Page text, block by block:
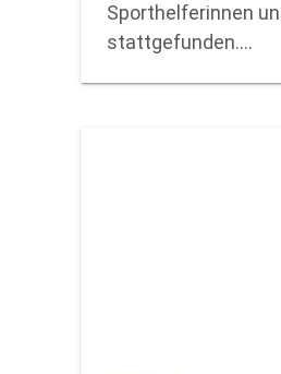
Sporthelferinnen
stattgefunden.…